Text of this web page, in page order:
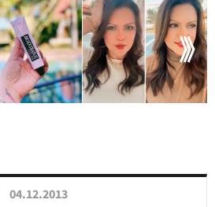
04.12.2013